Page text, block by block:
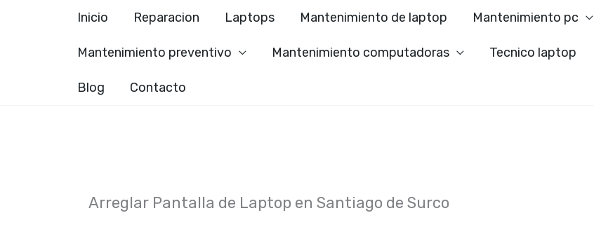
Inicio Reparacion Laptops Mantenimiento de laptop Mantenimiento pc
Mantenimiento preventivo Mantenimiento computadoras Tecnico laptop
Blog Contacto
Arreglar Pantalla de Laptop en Santiago de Surco